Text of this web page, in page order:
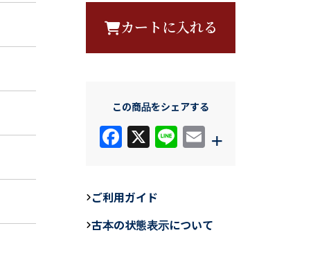
カートに入れる
この商品をシェアする
F
a
e
b
X Li
n
E
+
ご利用ガイド
古本の状態表示について